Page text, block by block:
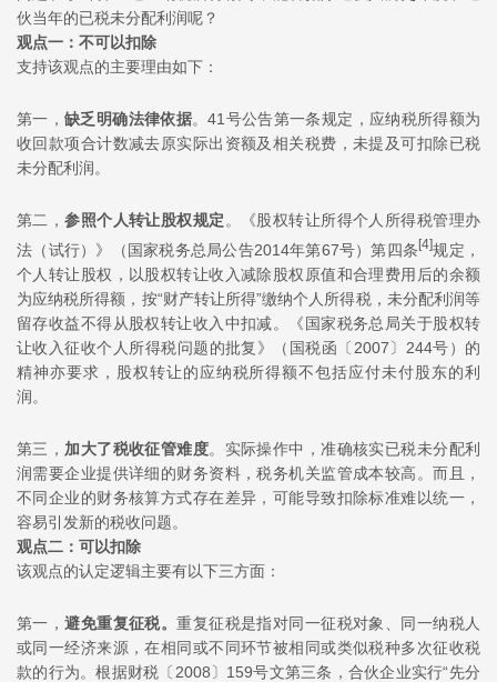
伙当年的已税未分配利润呢？
观点一：不可以扣除
支持该观点的主要理由如下：
第一，缺乏明确法律依据。41号公告第一条规定，应纳税所得额为
收回款项合计数减去原实际出资额及相关税费，未提及可扣除已税
未分配利润。
第二，参照个人转让股权规定 。《股权转让所得个人所得税管理办
法（试行）》（国家税务总局公告2014年第67号）第四条[4]规定，
个人转让股权，以股权转让收入减除股权原值和合理费用后的余额
为应纳税所得额，按“财产转让所得”缴纳个人所得税，未分配利润等
留存收益不得从股权转让收入中扣减。《国家税务总局关于股权转
让收入征收个人所得税问题的批复》（国税函〔2007〕244号）的
精神亦要求，股权转让的应纳税所得额不包括应付未付股东的利
润。
第三， 加大了税收征管难度。实际操作中，准确核实已税未分配利
润需要企业提供详细的财务资料，税务机关监管成本较高。而且，
不同企业的财务核算方式存在差异，可能导致扣除标准难以统一，
容易引发新的税收问题。
观点二：可以扣除
该观点的认定逻辑主要有以下三方面：
第一，避免重复征税。重复征税是指对同一征税对象、同一纳税人
或同一经济来源，在相同或不同环节被相同或类似税种多次征收税
款的行为。根据财税〔2008〕159号文第三条，合伙企业实行“先分